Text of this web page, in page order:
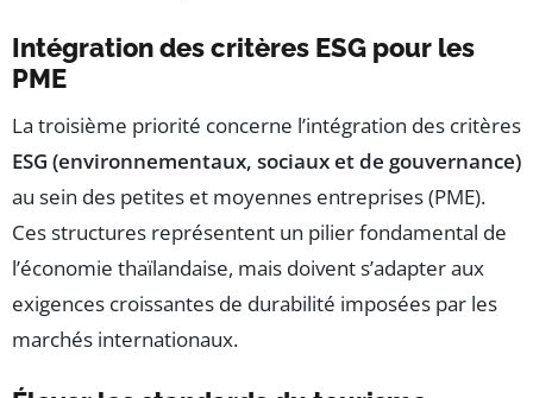
Intégration des critères ESG pour les
PME
La troisième priorité concerne l’intégration des critères
ESG (environnementaux, sociaux et de gouvernance)
au sein des petites et moyennes entreprises (PME).
Ces structures représentent un pilier fondamental de
l’économie thaïlandaise, mais doivent s’adapter aux
exigences croissantes de durabilité imposées par les
marchés internationaux.